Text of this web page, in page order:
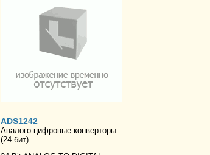
ADS1242
Аналого-цифровые конверторы
(24 бит)